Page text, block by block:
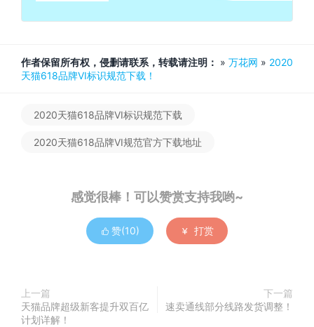
作者保留所有权，侵删请联系，转载请注明： » 万花网 » 2020
天猫618品牌VI标识规范下载！
2020天猫618品牌VI标识规范下载
2020天猫618品牌VI规范官方下载地址
感觉很棒！可以赞赏支持我哟~
 赞(10)  打赏
上一篇
天猫品牌超级新客提升双百亿
计划详解！
下一篇
速卖通线部分线路发货调整！